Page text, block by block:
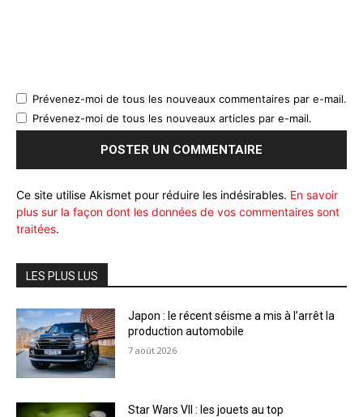
Prévenez-moi de tous les nouveaux commentaires par e-mail.
Prévenez-moi de tous les nouveaux articles par e-mail.
Ce site utilise Akismet pour réduire les indésirables. En savoir
plus sur la façon dont les données de vos commentaires sont
traitées.
LES PLUS LUS
Japon : le récent séisme a mis à l’arrêt la
production automobile
7 août 2026
Star Wars VII : les jouets au top